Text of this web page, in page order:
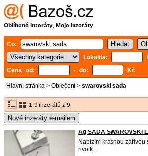
Oblíbené inzeráty, Moje inzeráty
Co:
Lokalita:
Cena od:
- do: Kč
Hlavní stránka > Oblečení > swarovski sada
1-9 inzerátů z 9
Nové inzeráty e-mailem
Ag SADA SWAROVSKI
Nabízím krásnou zářivou
rivolk ...